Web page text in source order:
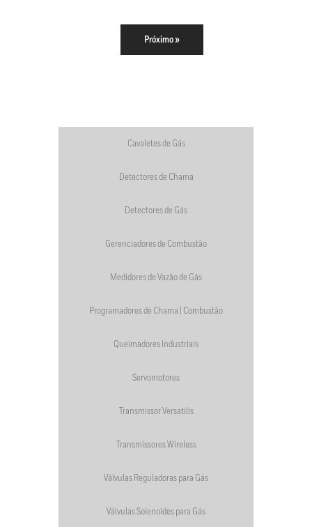
Próximo »
Cavaletes de Gás
Detectores de Chama
Detectores de Gás
Gerenciadores de Combustão
Medidores de Vazão de Gás
Programadores de Chama | Combustão
Queimadores Industriais
Servomotores
Transmissor Versatilis
Transmissores Wireless
Válvulas Reguladoras para Gás
Válvulas Solenoides para Gás